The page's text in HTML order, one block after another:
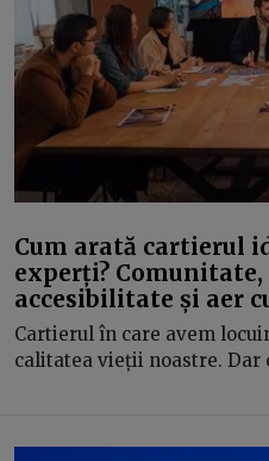
Cum arată cartierul
experți?
accesibilitate și aer
Cartierul în care avem
calitatea vieții noastre. Dar